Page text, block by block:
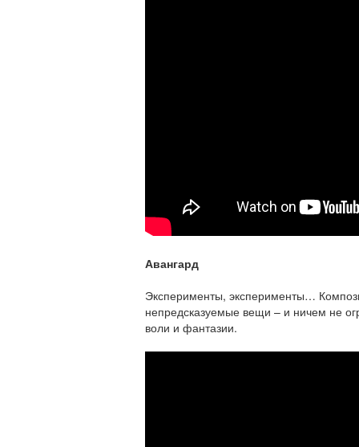
Авангард
Эксперименты, эксперименты…
непредсказуемые вещи – и ничем не
воли и фантазии.